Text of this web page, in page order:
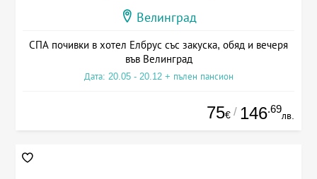
Велинград
СПА почивки в хотел Елбрус със закуска, обяд и вечеря
във Велинград
Дата: 20.05 - 20.12 + пълен пансион
75€ / 146.69
лв.